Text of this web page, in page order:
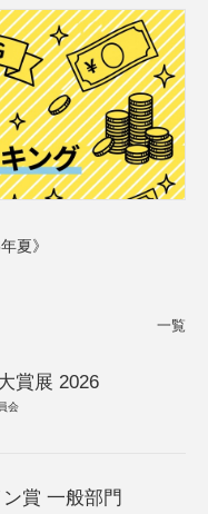
夏》
一覧
賞展 2026
会
賞 一般部門